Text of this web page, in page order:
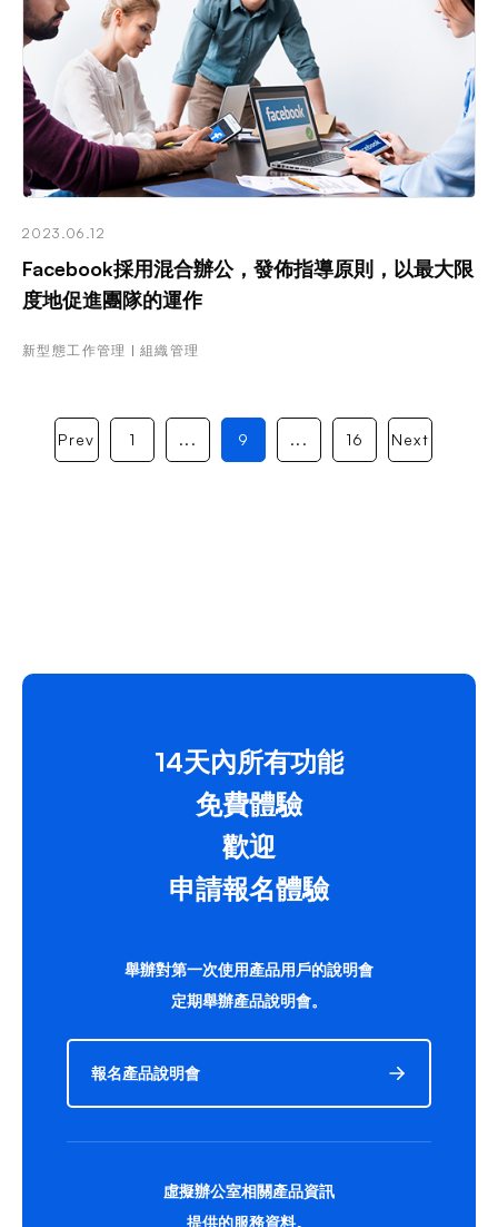
2023.06.12
Facebook採用混合辦公，發佈指導原則，以最大限
度地促進團隊的運作
新型態工作管理 組織管理
Prev 1 ... 9 ... 16 Next
14天內所有功能
免費體驗
歡迎
申請報名體驗
舉辦對第一次使用產品用戶的說明會
定期舉辦產品說明會。
報名產品說明會
虛擬辦公室相關產品資訊
提供的服務資料。